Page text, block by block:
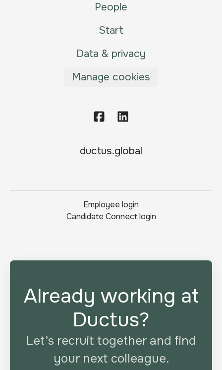
People
Start
Data & privacy
Manage cookies
ductus.global
Employee login
Candidate Connect login
Already working at
Ductus?
Let’s recruit together and find
your next colleague.